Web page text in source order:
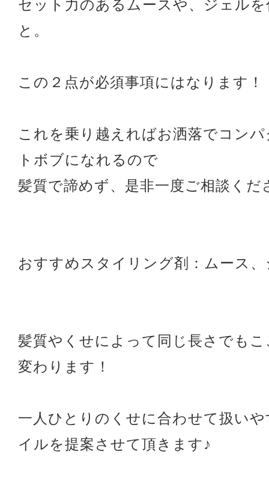
セット力のあるムースや、ジェル
と。
この２点が必須事項にはなります！
これを乗り越えればお洒落でコン
トボブになれるので
髪質で諦めず、是非一度ご相談く
おすすめスタイリング剤：ムース
髪質やくせによって同じ長さでも
変わります！
一人ひとりのくせに合わせて扱い
イルを提案させて頂きます♪